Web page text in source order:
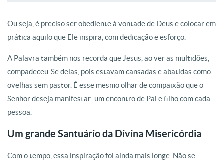
Ou seja, é preciso ser obediente à vontade de Deus e colocar em
prática aquilo que Ele inspira, com dedicação e esforço.
A Palavra também nos recorda que Jesus, ao ver as multidões,
compadeceu-Se delas, pois estavam cansadas e abatidas como
ovelhas sem pastor. É esse mesmo olhar de compaixão que o
Senhor deseja manifestar: um encontro de Pai e filho com cada
pessoa.
Um grande Santuário da Divina Misericórdia
Com o tempo, essa inspiração foi ainda mais longe. Não se